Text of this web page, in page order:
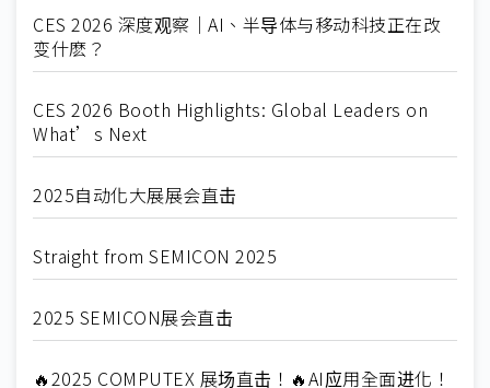
CES 2026 深度观察｜AI、半导体与移动科技正在改
变什麽？
CES 2026 Booth Highlights: Global Leaders on
What’s Next
2025自动化大展展会直击
Straight from SEMICON 2025
2025 SEMICON展会直击
🔥2025 COMPUTEX 展场直击！🔥AI应用全面进化！